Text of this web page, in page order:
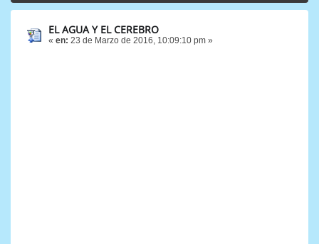
EL AGUA Y EL CEREBRO
« en: 23 de Marzo de 2016, 10:09:10 pm »